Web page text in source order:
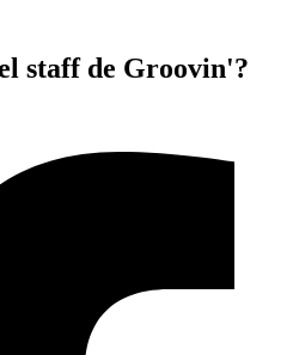
staff de Groovin'?